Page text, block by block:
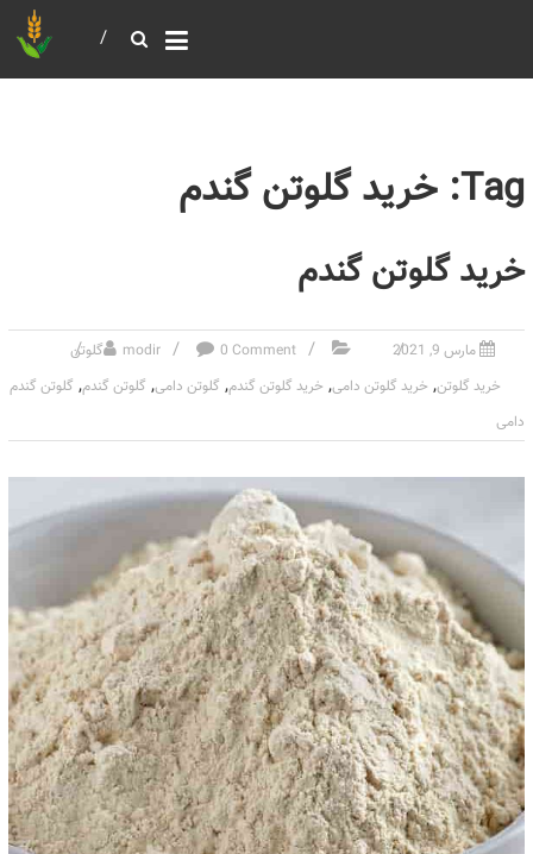
Tag: خرید گلوتن گندم
خرید گلوتن گندم
مارس 9, 2021 modir 0 Comment
گلوتن
خرید گلوتن, خرید گلوتن دامی, خرید گلوتن گندم, گلوتن دامی, گلوتن گندم, گلوتن گندم
دامی